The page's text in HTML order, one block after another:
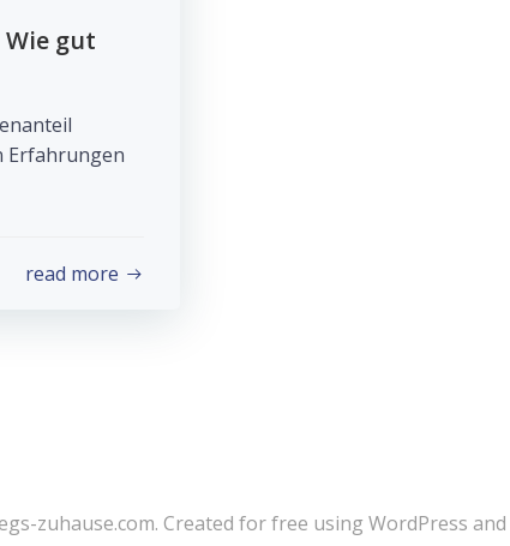
gut
Erfahrungen
read more
zuhause.com. Created for free using WordPress and